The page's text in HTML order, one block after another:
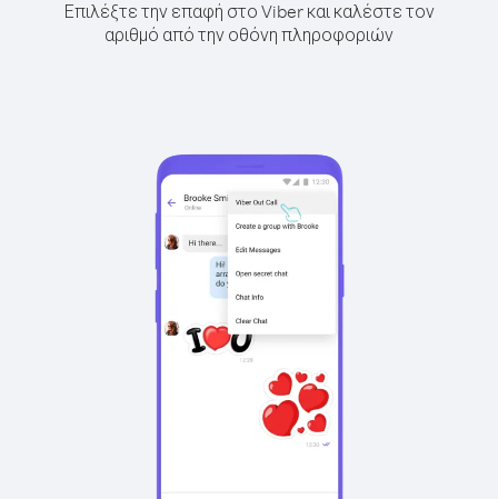
Επιλέξτε την επαφή στο Viber και καλέστε τον
αριθμό από την οθόνη πληροφοριών